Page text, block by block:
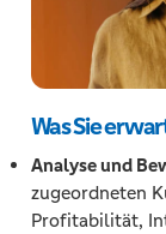
Was Sie
Analyse und
zugeordneten
Profitabilität,